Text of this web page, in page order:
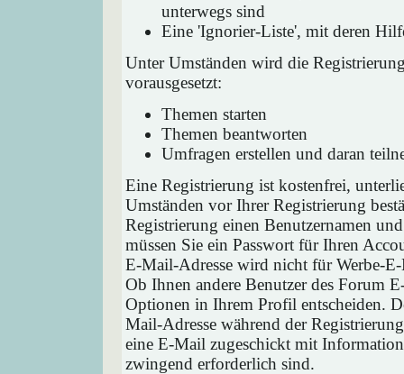
unterwegs sind
Eine 'Ignorier-Liste', mit deren
Unter Umständen wird die
vorausgesetzt:
Themen starten
Themen beantworten
Umfragen erstellen und daran
Eine Registrierung ist kostenfrei,
Umständen vor Ihrer Registrierung
Registrierung einen Benutzernamen
müssen Sie ein Passwort für Ihren
E-Mail-Adresse wird nicht für Werbe-
Ob Ihnen andere Benutzer des Forum
Optionen in Ihrem Profil entscheiden.
Mail-Adresse während der
eine E-Mail zugeschickt mit
zwingend erforderlich sind.